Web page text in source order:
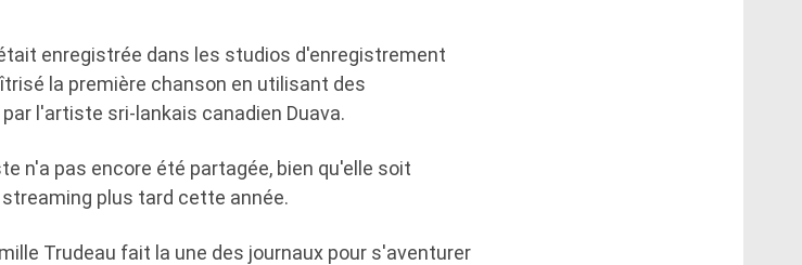
enregistrée dans les studios d'enregistrement
la première chanson en utilisant des
l'artiste sri-lankais canadien Duava.
n'a pas encore été partagée, bien qu'elle soit
plus tard cette année.
Trudeau fait la une des journaux pour s'aventurer